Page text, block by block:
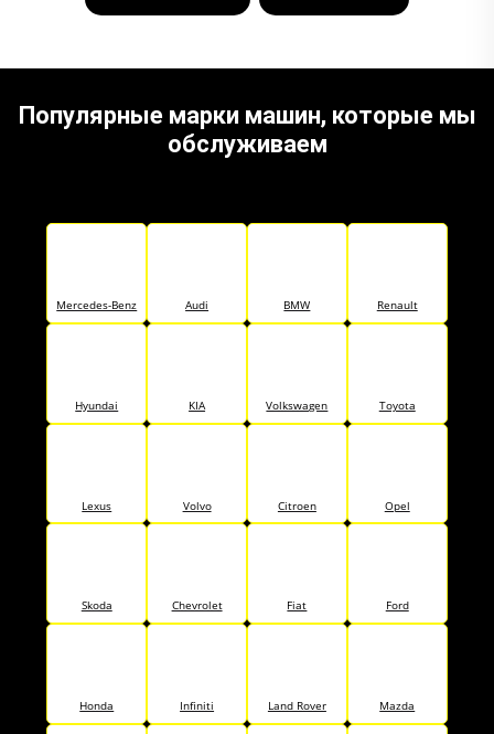
Популярные марки машин, которые мы
обслуживаем
Mercedes-Benz Audi BMW Renault
Hyundai KIA Volkswagen Toyota
Lexus Volvo Citroen Opel
Skoda Chevrolet Fiat Ford
Honda Infiniti Land Rover Mazda